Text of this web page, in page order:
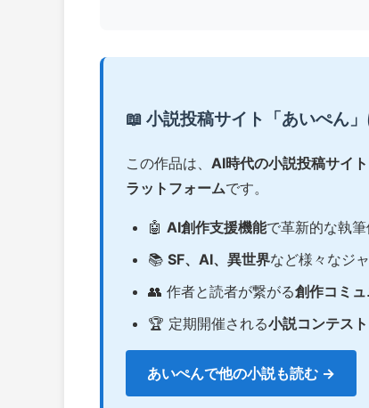
📖 小説投稿サイト「あいぺん
この作品は、 AI時代の小説投稿サイト
ラットフォームです。
🤖 AI創作支援機能で革新的な執
📚 SF、AI、異世界など様々なジ
👥 作者と読者が繋がる創作コミュ
🏆 定期開催される小説コンテスト
あいぺんで他の小説も読む →